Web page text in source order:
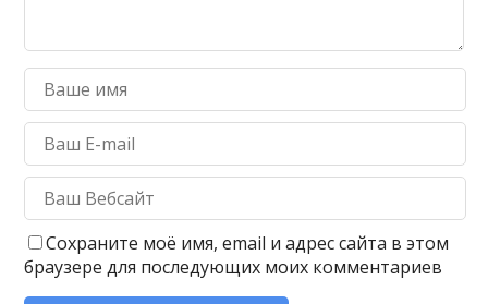
Сохраните моё имя, email и адрес сайта в этом
браузере для последующих моих комментариев